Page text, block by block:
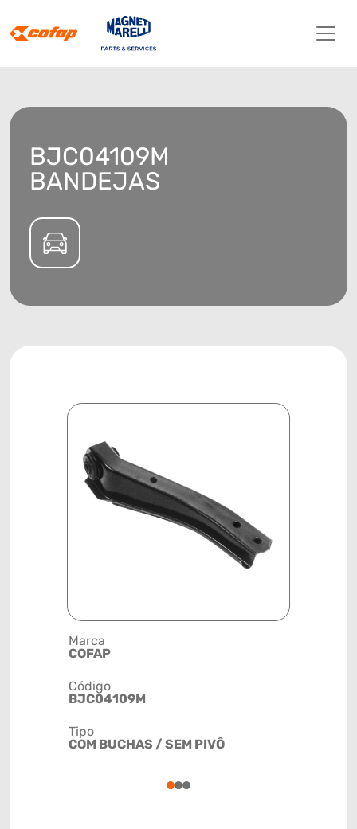
BJC04109M
BANDEJAS
Marca
COFAP
Código
BJC04109M
Tipo
COM BUCHAS / SEM PIVÔ
123